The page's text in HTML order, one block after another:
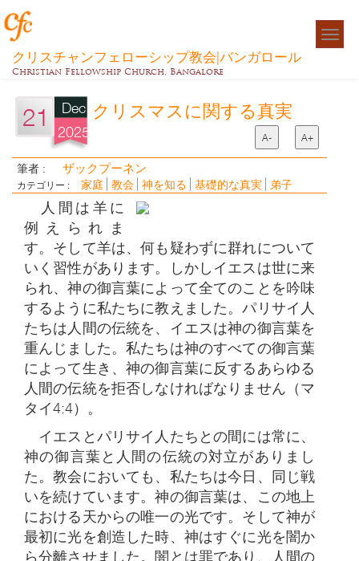
クリスチャンフェローシップ教会|バンガロール
Christian Fellowship Church, Bangalore
21
Dec
2025
クリスマスに関する真実
A- A+
筆者 : ザックプーネン
カテゴリー : 家庭 教会 神を知る 基礎的な真実 弟子
人間は羊に
例えられま
す。そして羊は、何も疑わずに群れについて
いく習性があります。しかしイエスは世に来
られ、神の御言葉によって全てのことを吟味
するように私たちに教えました。パリサイ人
たちは人間の伝統を、イエスは神の御言葉を
重んじました。私たちは神のすべての御言葉
によって生き、神の御言葉に反するあらゆる
人間の伝統を拒否しなければなりません（マ
タイ4:4）。
イエスとパリサイ人たちとの間には常に、
神の御言葉と人間の伝統の対立がありまし
た。教会においても、私たちは今日、同じ戦
いを続けています。神の御言葉は、この地上
における天からの唯一の光です。そして神が
最初に光を創造した時、神はすぐに光を闇か
ら分離させました。闇とは罪であり、人間の